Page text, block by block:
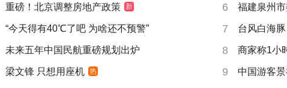
重磅！北京调整房地产政策 新 6 福建泉州
“今天得有40℃了吧 为啥还不预警” 7 台风白海豚
未来五年中国民航重磅规划出炉 8 商家称1小
梁文锋 只想用座机 热 9 中国游客